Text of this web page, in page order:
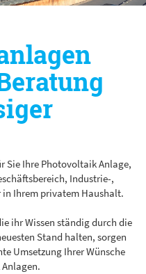
Sie Ihre Photovoltaik Anlage,
Industrie-,
in Ihrem privatem Haushalt.
ihr Wissen ständig durch die
Stand halten, sorgen
Umsetzung Ihrer Wünsche